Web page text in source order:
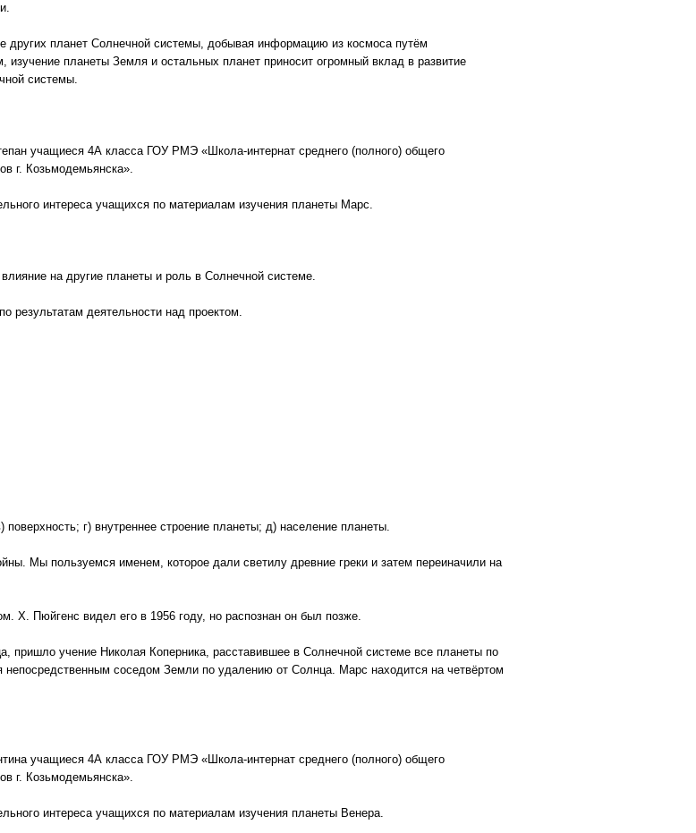
других планет Солнечной системы, добывая информацию из космоса путём
планеты Земля и остальных планет приносит огромный вклад в развитие
системы.
учащиеся 4А класса ГОУ РМЭ «Школа-интернат среднего (полного) общего
г. Козьмодемьянска».
интереса учащихся по материалам изучения планеты Марс.
на другие планеты и роль в Солнечной системе.
результатам деятельности над проектом.
г) внутреннее строение планеты; д) население планеты.
Мы пользуемся именем, которое дали светилу древние греки и затем переиначили на
Х. Пюйгенс видел его в 1956 году, но распознан он был позже.
пришло учение Николая Коперника, расставившее в Солнечной системе все планеты по
соседом Земли по удалению от Солнца. Марс находится на четвёртом
учащиеся 4А класса ГОУ РМЭ «Школа-интернат среднего (полного) общего
г. Козьмодемьянска».
интереса учащихся по материалам изучения планеты Венера.